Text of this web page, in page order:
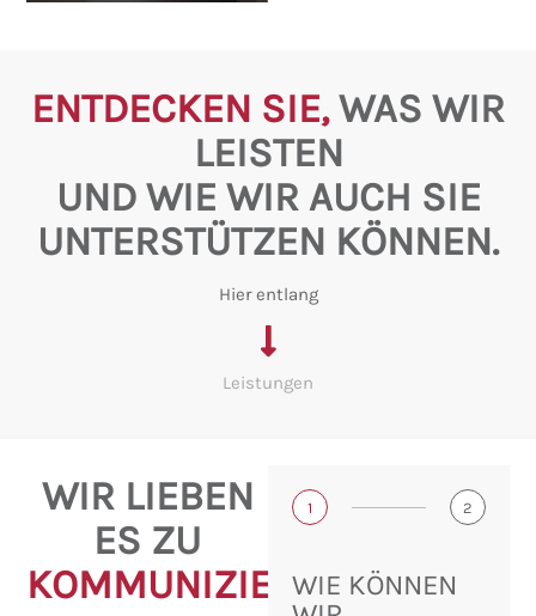
ENTDECKEN SIE,WAS WIR
LEISTEN
UND WIE WIR AUCH SIE
UNTERSTÜTZEN KÖNNEN.
Hier entlang
Leistungen
WIR LIEBEN
ES ZU
KOMMUNIZIEREN!
1 2
WIE KÖNNEN